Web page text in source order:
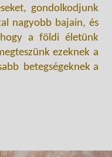
gondolkodjunk
nagyobb bajain, és
a földi életünk
ezeknek a
betegségeknek a